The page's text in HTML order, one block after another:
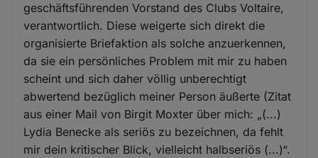
geschäftsführenden Vorstand des Clubs Voltaire,
verantwortlich. Diese weigerte sich direkt die
organisierte Briefaktion als solche anzuerkennen,
da sie ein persönliches Problem mit mir zu haben
scheint und sich daher völlig unberechtigt
abwertend bezüglich meiner Person äußerte (Zitat
aus einer Mail von Birgit Moxter über mich: „(...)
Lydia Benecke als seriös zu bezeichnen, da fehlt
mir dein kritischer Blick, vielleicht halbseriös (...)“.